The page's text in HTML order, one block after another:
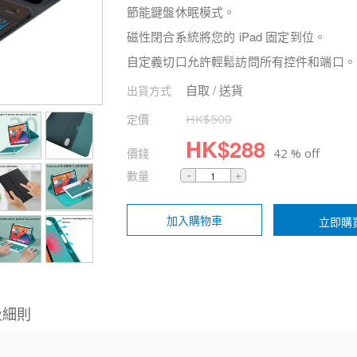
節能鍵盤休眠模式。
磁性閉合系統將您的 iPad 固定到位。
自定義切口允許輕鬆訪問所有控件和端口。
出貨方式 自取 / 送貨
定價 HK$500
價錢 HK$288 42 % off
數量
加入購物車 立即購
則